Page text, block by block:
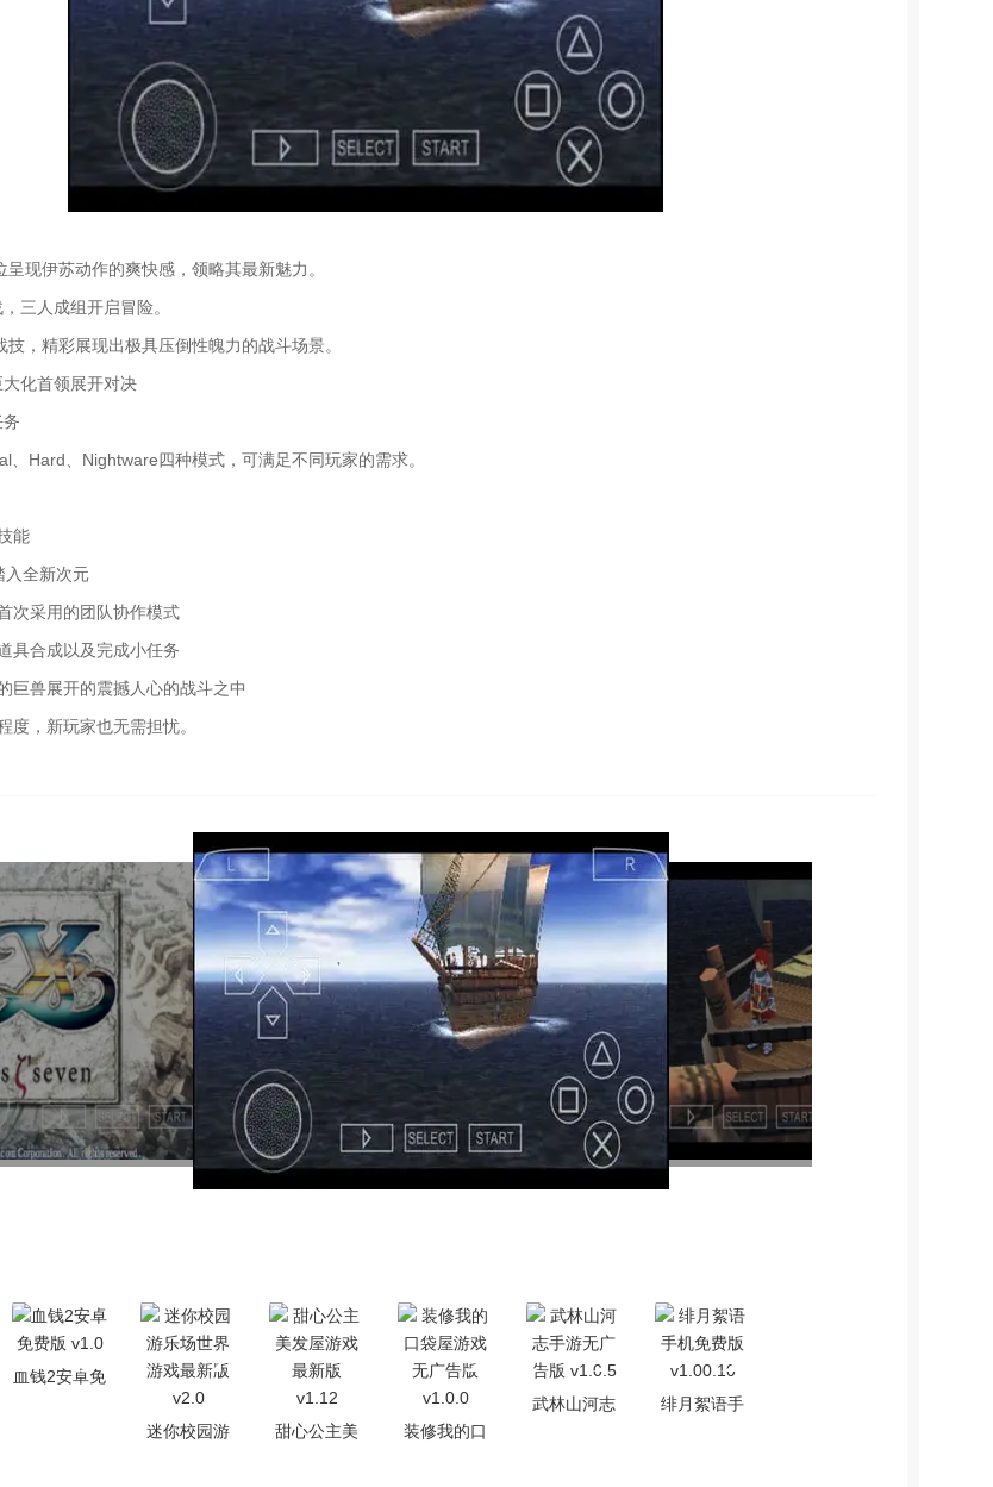
现伊苏动作的爽快感，领略其最新魅力。
三人成组开启冒险。
，精彩展现出极具压倒性魄力的战斗场景。
化首领展开对决
Hard、Nightware四种模式，可满足不同玩家的需求。
能
入全新次元
次采用的团队协作模式
具合成以及完成小任务
巨兽展开的震撼人心的战斗之中
度，新玩家也无需担忧。
血钱2安卓免
迷你校园游
甜心公主美
装修我的口
武林山河志
绯月絮语手